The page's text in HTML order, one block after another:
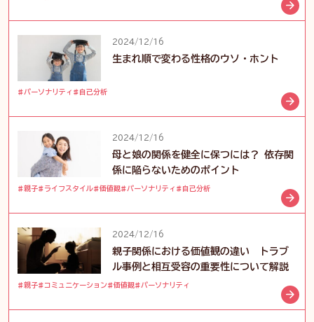
2024/12/16
生まれ順で変わる性格のウソ・ホント
パーソナリティ 自己分析
2024/12/16
母と娘の関係を健全に保つには？ 依存関
係に陥らないためのポイント
親子 ライフスタイル 価値観 パーソナリティ 自己分析
2024/12/16
親子関係における価値観の違い トラブ
ル事例と相互受容の重要性について解説
親子 コミュニケーション 価値観 パーソナリティ